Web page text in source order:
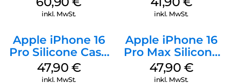
Gray
inkl. MwSt.
Ultramarine
inkl. MwSt.
Apple iPhone 16
Pro Silicone Case
MagSafe Denim
47,90 €
inkl. MwSt.
Apple iPhone 16
Pro Max Silicone
Case MagSafe
Black
47,90 €
inkl. MwSt.